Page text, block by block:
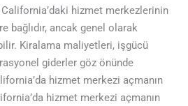
hizmet merkezlerinin
bağlıdır, ancak genel olarak
Kiralama maliyetleri, işgücü
giderler göz önünde
hizmet merkezi açmanın
hizmet merkezi açmanın